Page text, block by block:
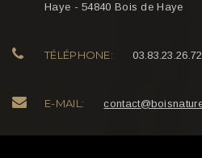
Haye - 54840 Bois de Haye
TÉLÉPHONE: 03.83.23.26.72
E-MAIL: @